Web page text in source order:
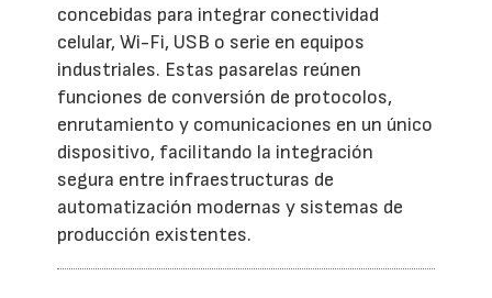
concebidas para integrar conectividad
celular, Wi-Fi, USB o serie en equipos
industriales. Estas pasarelas reúnen
funciones de conversión de protocolos,
enrutamiento y comunicaciones en un único
dispositivo, facilitando la integración
segura entre infraestructuras de
automatización modernas y sistemas de
producción existentes.